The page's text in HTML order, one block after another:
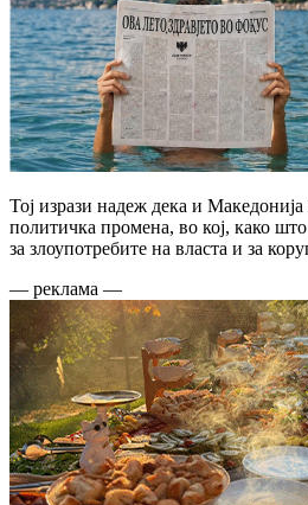
Тој изрази надеж дека и
политичка промена, во кој, како
за злоупотребите на власта и за
— реклама —